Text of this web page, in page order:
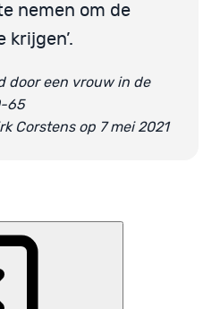
nemen om de
krijgen’.
door een vrouw in de
65
Corstens op 7 mei 2021